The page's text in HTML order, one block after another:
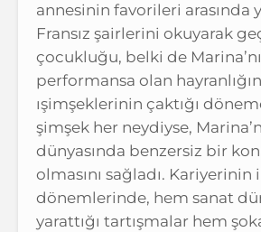
annesinin favorileri arasında
Fransız şairlerini okuyarak
çocukluğu, belki de
performansa olan
ışimşeklerinin çaktığı
şimşek her neydiyse,
dünyasında benzersiz bir
olmasını sağladı. Kariyerinin
dönemlerinde, hem sanat
yarattığı tartışmalar hem